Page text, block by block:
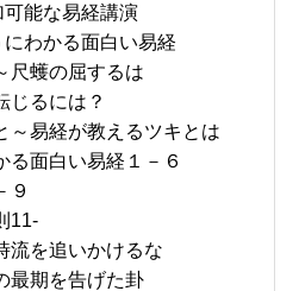
能な易経講演
わかる面白い易経
尺蠖の屈するは
じるには？
～易経が教えるツキとは
る面白い易経１－６
９
11-
を追いかけるな
最期を告げた卦